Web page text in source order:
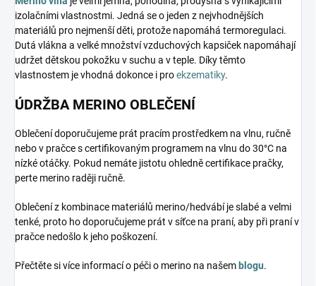
izolačními vlastnostmi. Jedná se o jeden z nejvhodnějších
materiálů pro nejmenší děti, protože napomáhá termoregulaci.
Dutá vlákna a velké množství vzduchových kapsiček napomáhají
udržet dětskou pokožku v suchu a v teple. Díky těmto
vlastnostem je vhodná dokonce i proekzematiky.
ÚDRŽBA MERINO OBLEČENÍ
Oblečení doporučujeme prát pracím prostředkem na vlnu, ručně
nebo v pračce s certifikovaným programem na vlnu do 30°C na
nízké otáčky. Pokud nemáte jistotu ohledně certifikace pračky,
perte merino raději ručně.
Oblečení z kombinace materiálů merino/hedvábí je slabé a velmi
tenké, proto ho doporučujeme prát v síťce na praní, aby při praní v
pračce nedošlo k jeho poškození.
Přečtěte si více informací o péči o merino na našem blogu.